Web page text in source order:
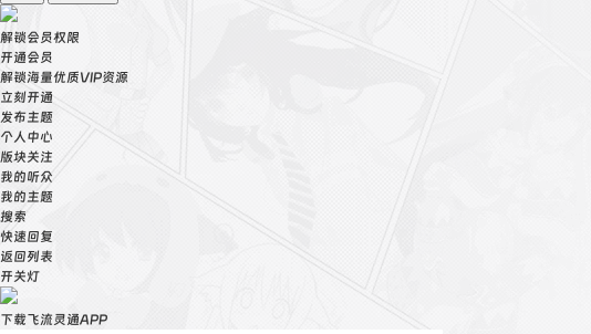
解锁会员权限
开通会员
解锁海量优质VIP资源
立刻开通
发布主题
个人中心
版块关注
我的听众
我的主题
搜索
快速回复
返回列表
开关灯
下载飞流灵通APP